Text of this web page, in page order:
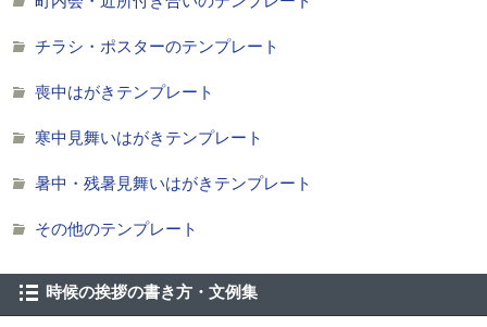
チラシ・ポスターのテンプレート
喪中はがきテンプレート
寒中見舞いはがきテンプレート
暑中・残暑見舞いはがきテンプレート
その他のテンプレート
時候の挨拶の書き方・文例集